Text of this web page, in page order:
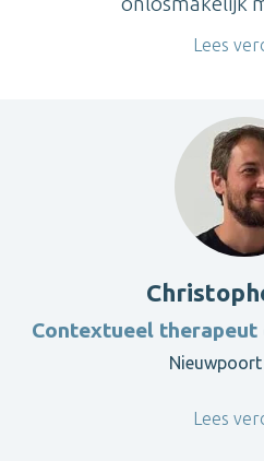
Lees
Contextueel therapeut
Lees